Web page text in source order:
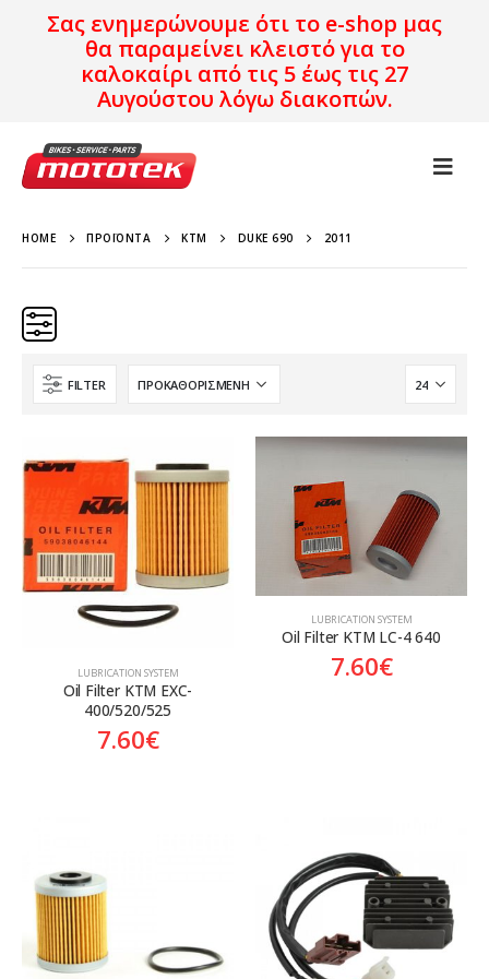
Σας ενημερώνουμε ότι το e-shop μας
θα παραμείνει κλειστό για το
καλοκαίρι από τις 5 έως τις 27
Αυγούστου λόγω διακοπών.
HOME ΠΡΟΪΌΝΤΑ KTM DUKE 690 2011
Κατηγορίες
Προϊόν Προέλευση
Aftermarket Aftermarket
Genuine
Γνήσιο
FILTER
LUBRICATION SYSTEM
Oil Filter KTM EXC-
400/520/525
7.60€
LUBRICATION SYSTEM
Oil Filter KTM LC-4 640
7.60€